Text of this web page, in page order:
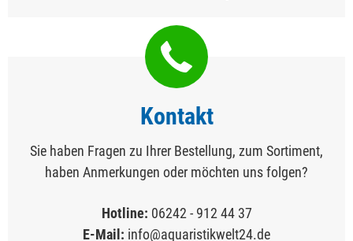
Kontakt
Sie haben Fragen zu Ihrer Bestellung, zum Sortiment,
haben Anmerkungen oder möchten uns folgen?
Hotline: 06242 - 912 44 37
E-Mail: info@aquaristikwelt24.de